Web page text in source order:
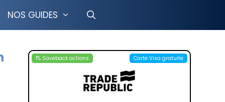
CRÉDIT COOPÉRATIF
NOS GUIDES
1% Saveback actions Carte Visa gratuite